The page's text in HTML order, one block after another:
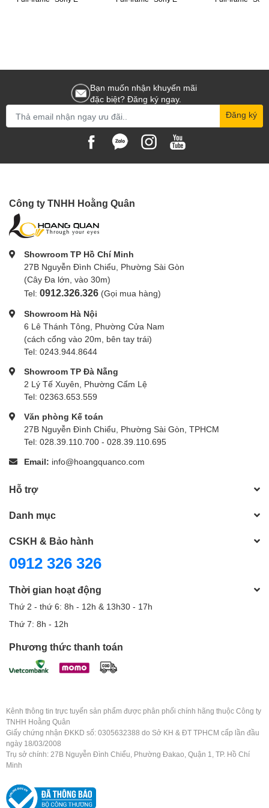
27°
21°
Aperture Range
T 2.1 - 22
T 2.1 - 22
T 2.1 - 22
Iris Blades
Front Diameter
Filter Thread
Bạn muốn nhận khuyến mãi
đặc biệt? Đăng ký ngay.
Đăng ký
Công ty TNHH Hoằng Quân
Showroom TP Hồ Chí Minh
27B Nguyễn Đình Chiểu, Phường Sài Gòn
(Cây Đa lớn, vào 30m)
Tel: 0912.326.326 (Gọi mua hàng)
Showroom Hà Nội
6 Lê Thánh Tông, Phường Cửa Nam
(cách cổng vào 20m, bên tay trái)
Tel: 0243.944.8644
Showroom TP Đà Nẵng
2 Lý Tế Xuyên, Phường Cẩm Lệ
Tel: 02363.653.559
Văn phòng Kế toán
27B Nguyễn Đình Chiểu, Phường Sài Gòn, TPHCM
Tel: 028.39.110.700 - 028.39.110.695
Email: info@hoangquanco.com
Hỗ trợ
Danh mục
CSKH & Bảo hành
0912 326 326
Thời gian hoạt động
Thứ 2 - thứ 6: 8h - 12h & 13h30 - 17h
Thứ 7: 8h - 12h
Phương thức thanh toán
Kênh thông tin trực tuyến sản phẩm được phân phối chính hãng thuộc Công ty
TNHH Hoằng Quân
Giấy chứng nhận ĐKKD số: 0305632388 do Sở KH & ĐT TPHCM cấp lần đầu
ngày 18/03/2008
Trụ sở chính: 27B Nguyễn Đình Chiểu, Phường Đakao, Quận 1, TP. Hồ Chí
Minh